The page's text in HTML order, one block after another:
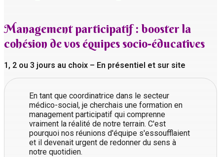
Management participatif : booster la
cohésion de vos équipes socio-éducatives
1, 2 ou 3 jours au choix – En présentiel et sur site
En tant que coordinatrice dans le secteur
médico-social, je cherchais une formation en
management participatif qui comprenne
vraiment la réalité de notre terrain. C'est
pourquoi nos réunions d'équipe s'essoufflaient
et il devenait urgent de redonner du sens à
notre quotidien.